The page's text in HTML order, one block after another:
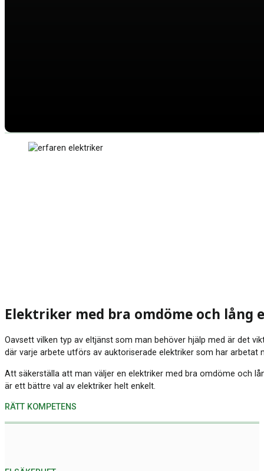
Elektriker med bra omdöme och lång
Oavsett vilken typ av eltjänst som man behöver hjälp med är det
där varje arbete utförs av auktoriserade elektriker som har arbetat
Att säkerställa att man väljer en elektriker med bra omdöme och
är ett bättre val av elektriker helt enkelt.
RÄTT KOMPETENS